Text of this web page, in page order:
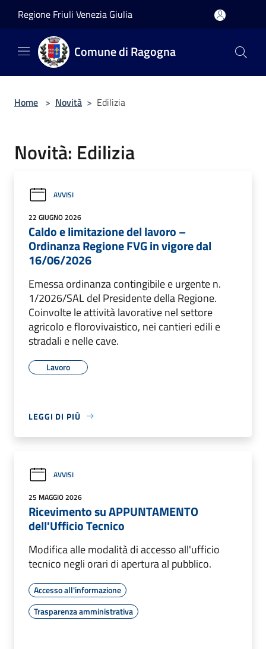
Regione Friuli Venezia Giulia
Comune di Ragogna
Home > Novità > Edilizia
Novità: Edilizia
AVVISI
22 GIUGNO 2026
Caldo e limitazione del lavoro –
Ordinanza Regione FVG in vigore dal
16/06/2026
Emessa ordinanza contingibile e urgente n.
1/2026/SAL del Presidente della Regione.
Coinvolte le attività lavorative nel settore
agricolo e florovivaistico, nei cantieri edili e
stradali e nelle cave.
Lavoro
LEGGI DI PIÙ
AVVISI
25 MAGGIO 2026
Ricevimento su APPUNTAMENTO
dell'Ufficio Tecnico
Modifica alle modalità di accesso all'ufficio
tecnico negli orari di apertura al pubblico.
Accesso all'informazione
Trasparenza amministrativa